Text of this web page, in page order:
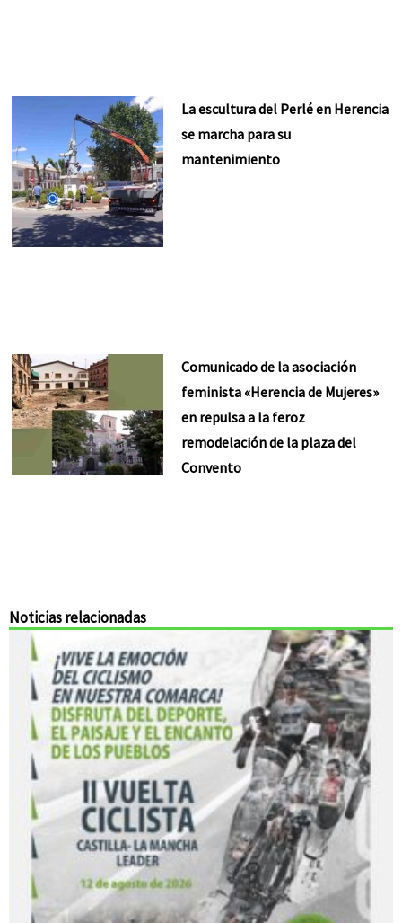
La escultura del Perlé en Herencia
se marcha para su
mantenimiento
Comunicado de la asociación
feminista «Herencia de Mujeres»
en repulsa a la feroz
remodelación de la plaza del
Convento
Noticias relacionadas